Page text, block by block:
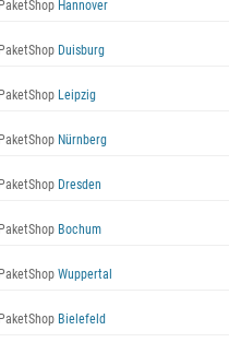
Hannover
Duisburg
Leipzig
Nürnberg
Dresden
Bochum
Wuppertal
Bielefeld